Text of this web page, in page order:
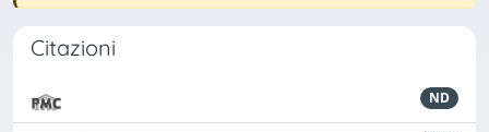
Citazioni
ND